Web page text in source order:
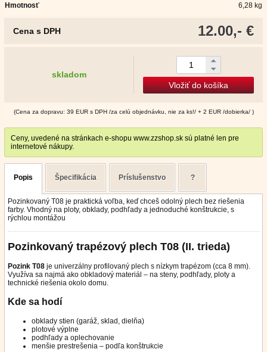
Hmotnosť
6,28 kg
12.00,- €
Cena s DPH
skladom
Vložiť do košíka
(Cena za dopravu: 39 EUR s DPH /za celú objednávku, nie za ks!/ + 2 EUR /dobierka/ )
Ceny, uvedené na stránkach e-shopu www.zzshop.sk sú platné len pre
internetové nákupy.
Popis Špecifikácia Príslušenstvo ?
Pozinkovaný T08 je praktická voľba, keď chceš odolný plech bez riešenia
farby. Vhodný na ploty, obklady, podhľady a jednoduché konštrukcie, s
rýchlou montážou
Pozinkovaný trapézový plech T08 (II. trieda)
Pozink T08 je univerzálny profilovaný plech s nízkym trapézom (cca 8 mm).
Využíva sa najmä ako obkladový materiál – na steny, podhľady, ploty a
technické riešenia okolo domu.
Kde sa hodí
obklady stien (garáž, sklad, dielňa)
plotové výplne
podhľady a oplechovanie
menšie prestrešenia – podľa konštrukcie